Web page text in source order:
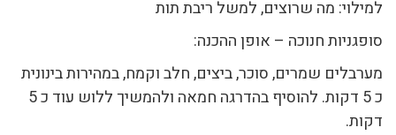
למילוי: מה שרוצים, למשל ריבת תות
סופגניות חנוכה – אופן ההכנה:
מערבלים שמרים, סוכר, ביצים, חלב וקמח, במהירות בינונית
כ 5 דקות. להוסיף בהדרגה חמאה ולהמשיך ללוש עוד כ 5
דקות.